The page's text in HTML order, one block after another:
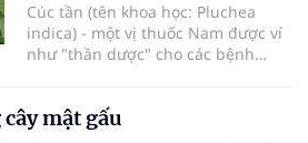
Cúc tần (tên khoa học: Pluchea
indica) - một vị thuốc Nam được ví
như "thần dược" cho các bệnh
mật gấu